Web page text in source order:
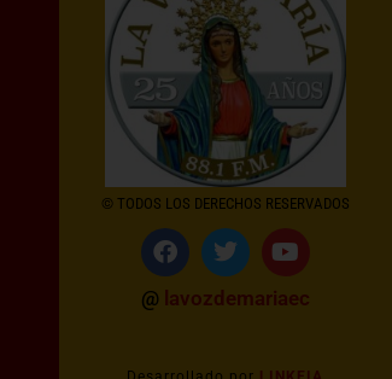
© TODOS LOS DERECHOS RESERVADOS
@ lavozdemariaec